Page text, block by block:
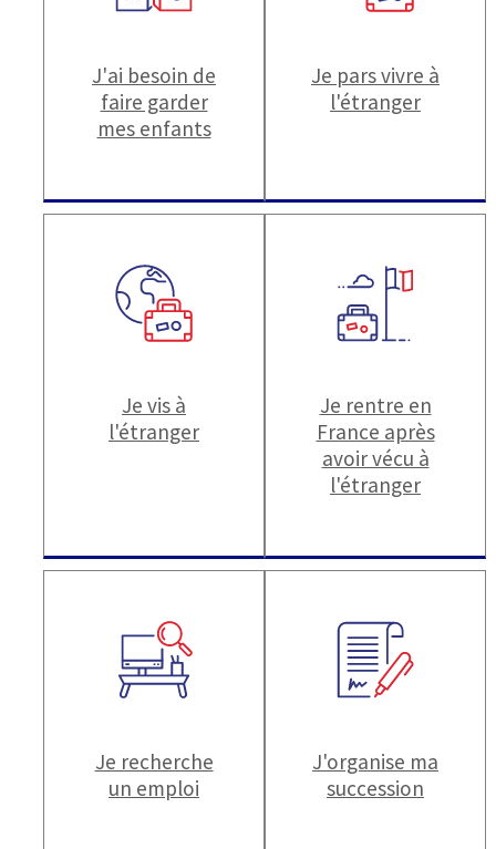
J'ai besoin de
faire garder
mes enfants
Je pars vivre à
l'étranger
Je vis à
l'étranger
Je rentre en
France après
avoir vécu à
l'étranger
Je recherche
un emploi
J'organise ma
succession